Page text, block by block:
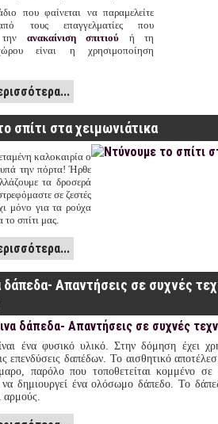
που φαίνεται να παραμελείτε
τους επαγγελματίες που
την ανακαίνιση σπιτιού ή τη
είναι η χρησιμοποίηση
σπίτι στα χειμωνιάτικα
καλοκαιρία ο
την πόρτα! Ήρθε
τα δροσερά
σε ζεστές
μόνο για τα ρούχα
το σπίτι μας.
Απαντήσεις σε συχνές
ένα φυσικό υλικό. Στην δόμηση έχει
επενδύσεις δαπέδων. Το αισθητικό
παρόλο που τοποθετείται κομμένο σε
να δημιουργεί ένα ολόσωμο δάπεδο. Το
αρμούς.